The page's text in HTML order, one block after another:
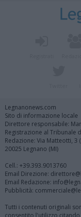
Legnanonews.com
Sito di informazione locale
Direttore responsabile:
Registrazione al Tribunale
Redazione: Via Matteotti, 3
20025 Legnano (MI)
Cell.: +39.393.9013760
Email Direzione:
Email Redazione:
Pubblicità:
Tutti i contenuti originali
consentito l'utilizzo